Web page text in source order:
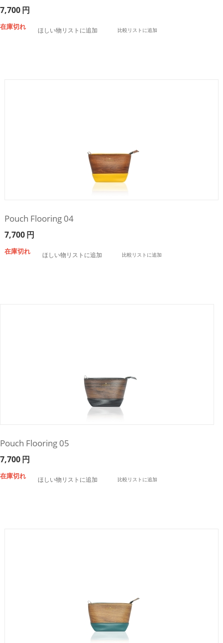
7,700円
在庫切れ ほしい物リストに追加 比較リストに追加
Pouch Flooring 04
7,700円
在庫切れ ほしい物リストに追加 比較リストに追加
Pouch Flooring 05
7,700円
在庫切れ ほしい物リストに追加 比較リストに追加